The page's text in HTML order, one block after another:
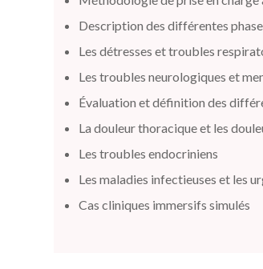
Description des différentes
Les détresses et troubles
Les troubles neurologiques et
Évaluation et définition des
La douleur thoraciqueet les
Les troubles endocriniens
Les maladies infectieuses et les
Cas cliniques immersifs simulés